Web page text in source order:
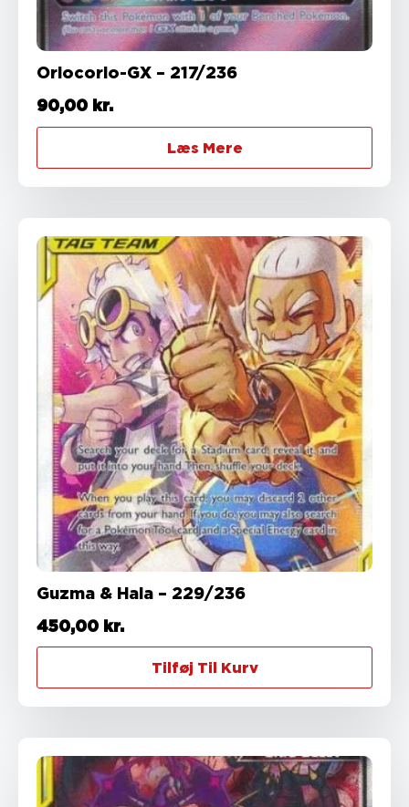
Oriocorio-GX – 217/236
90,00 kr.
Læs Mere
Guzma & Hala – 229/236
450,00 kr.
Tilføj Til Kurv